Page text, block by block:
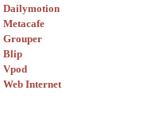
Dailymotion
Metacafe
Grouper
Blip
Vpod
Web Internet